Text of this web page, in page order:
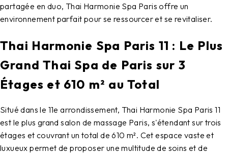
partagée en duo, Thai Harmonie Spa Paris offre un
environnement parfait pour se ressourcer et se revitaliser.
Thai Harmonie Spa Paris 11 : Le Plus
Grand Thai Spa de Paris sur 3
Étages et 610 m² au Total
Situé dans le 11e arrondissement, Thai Harmonie Spa Paris 11
est le plus grandsalon de massage Paris, s'étendant sur trois
étages et couvrant un total de 610 m². Cet espace vaste et
luxueux permet de proposer une multitude de soins et de